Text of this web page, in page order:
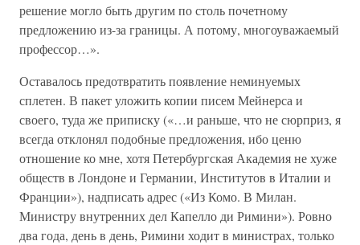
решение могло быть другим по столь почетному
предложению из-за границы. А потому, многоуважаемый
профессор…».
Оставалось предотвратить появление неминуемых
сплетен. В пакет уложить копии писем Мейнерса и
своего, туда же приписку («…и раньше, что не сюрприз, я
всегда отклонял подобные предложения, ибо ценю
отношение ко мне, хотя Петербургская Академия не хуже
обществ в Лондоне и Германии, Институтов в Италии и
Франции»), надписать адрес («Из Комо. В Милан.
Министру внутренних дел Капелло ди Римини»). Ровно
два года, день в день, Римини ходит в министрах, только